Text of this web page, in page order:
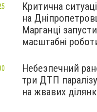
Критична
на
Марганці
масштабні
Небезпечний
три ДТП
на жвавих